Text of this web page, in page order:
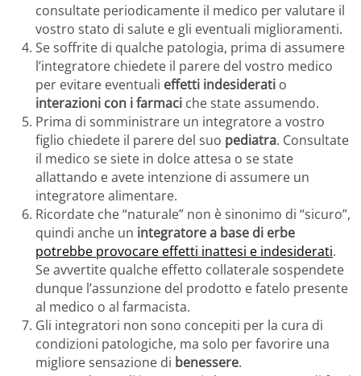
consultate periodicamente il medico per valutare il
vostro stato di salute e gli eventuali miglioramenti.
Se soffrite di qualche patologia, prima di assumere
l’integratore chiedete il parere del vostro medico
per evitare eventuali effetti indesiderati o
interazioni con i farmaci che state assumendo.
Prima di somministrare un integratore a vostro
figlio chiedete il parere del suo pediatra. Consultate
il medico se siete in dolce attesa o se state
allattando e avete intenzione di assumere un
integratore alimentare.
Ricordate che “naturale” non è sinonimo di “sicuro”,
quindi anche un integratore a base di erbe
potrebbe provocare effetti inattesi e indesiderati.
Se avvertite qualche effetto collaterale sospendete
dunque l’assunzione del prodotto e fatelo presente
al medico o al farmacista.
Gli integratori non sono concepiti per la cura di
condizioni patologiche, ma solo per favorire una
migliore sensazione di benessere.